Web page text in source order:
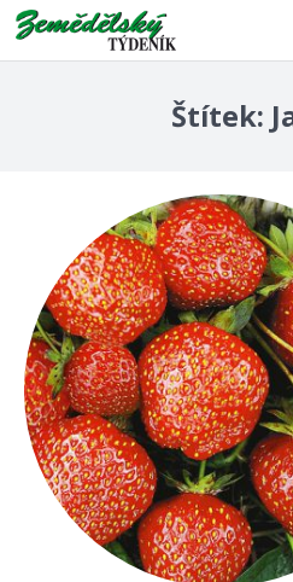
Kontakt
Štítek: